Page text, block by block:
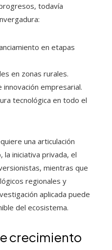
todavía
en etapas
en zonas rurales.
empresarial.
tecnológica en todo el
una articulación
iniciativa privada, el
mientras que
regionales y
aplicada puede
del ecosistema.
crecimiento